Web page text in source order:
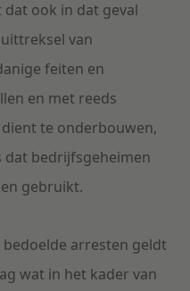
ook in dat geval
van
feiten en
en met reeds
te onderbouwen,
dat bedrijfsgeheimen
gebruikt.
arresten geldt
wat in het kader van